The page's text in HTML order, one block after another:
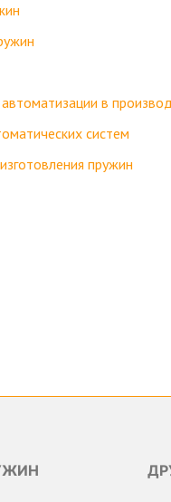
в
систем
пружин